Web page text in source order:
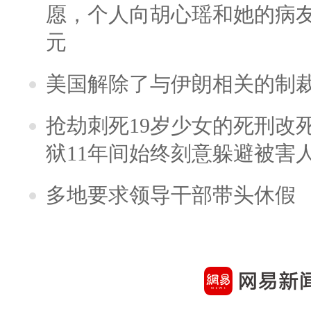
愿，个人向胡心瑶和她的病
元
美国解除了与伊朗相关的制
抢劫刺死19岁少女的死刑改
狱11年间始终刻意躲避被害
多地要求领导干部带头休假